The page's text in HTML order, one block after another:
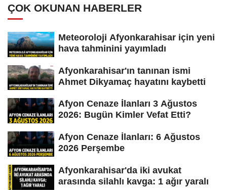
ÇOK OKUNAN HABERLER
Meteoroloji Afyonkarahisar için yeni
hava tahminini yayımladı
Afyonkarahisar'ın tanınan ismi
Ahmet Dikyamaç hayatını kaybetti
Afyon Cenaze İlanları 3 Ağustos
2026: Bugün Kimler Vefat Etti?
Afyon Cenaze İlanları: 6 Ağustos
2026 Perşembe
Afyonkarahisar'da iki avukat
arasında silahlı kavga: 1 ağır yaralı